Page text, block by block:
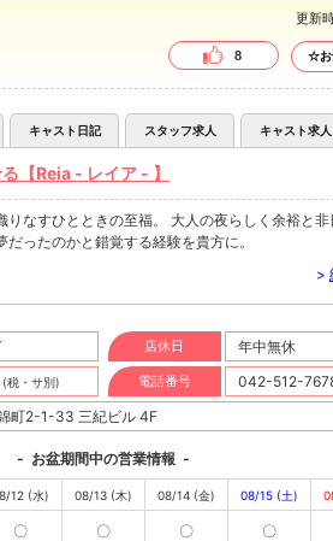
更新
8 ☆お
キャスト日記 スタッフ求人 キャスト求人
【Reia - レイア - 】
りなすひとときの至福。 大人の夜らしく余裕と非
ったのかと錯覚する経験を貴方に。
>
店休日 年中無休
(税・サ別) 電話番号 042-512-
町2-1-33 三紀ビル 4F
- お盆期間中の営業情報 -
12 (水)
〇
08/13 (木)
〇
08/14 (金)
〇
08/15 (土)
〇